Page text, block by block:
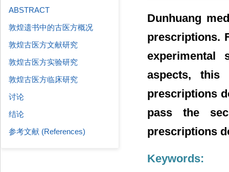
Dunhuang
prescriptions.
experimental
aspects, this
prescriptions
pass the
prescriptions
Keywords:
ABSTRACT
敦煌遗书中的古医方概况
敦煌古医方文献研究
敦煌古医方实验研究
敦煌古医方临床研究
讨论
结论
参考文献 (References)